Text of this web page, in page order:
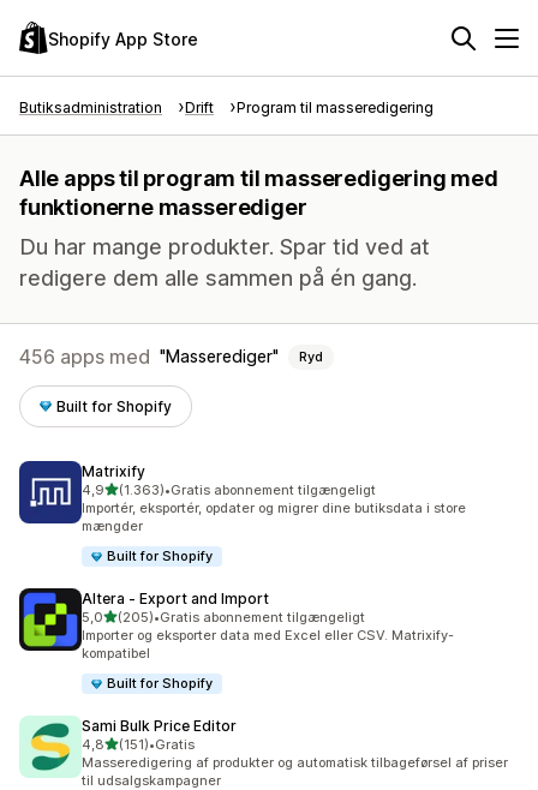
Shopify App Store
Butiksadministration Drift Program til masseredigering
Alle apps til program til masseredigering med
funktionerne masserediger
Du har mange produkter. Spar tid ved at
redigere dem alle sammen på én gang.
456 apps med Masserediger Ryd
Built for Shopify
Matrixify
4,9ud af 5 stjerner
(1.363)
1363 anmeldelser i alt
•Gratis abonnement tilgængeligt
Importér, eksportér, opdater og migrer dine butiksdata i store
mængder
Built for Shopify
Altera ‑ Export and Import
5,0ud af 5 stjerner
(205)
205 anmeldelser i alt
•Gratis abonnement tilgængeligt
Importer og eksporter data med Excel eller CSV. Matrixify-
kompatibel
Built for Shopify
Sami Bulk Price Editor
4,8ud af 5 stjerner
(151)
151 anmeldelser i alt
•Gratis
Masseredigering af produkter og automatisk tilbageførsel af priser
til udsalgskampagner